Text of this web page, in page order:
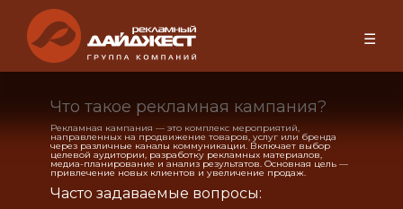
☰
Что такое рекламная кампания?
Рекламная кампания — это комплекс мероприятий,
направленных на продвижение товаров, услуг или бренда
через различные каналы коммуникации. Включает выбор
целевой аудитории, разработку рекламных материалов,
медиа-планирование и анализ результатов. Основная цель —
привлечение новых клиентов и увеличение продаж.
Часто задаваемые вопросы: